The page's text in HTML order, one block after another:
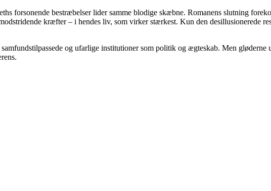
forsonende bestræbelser lider samme blodige skæbne. Romanens slutning
kræfter – i hendes liv, som virker stærkest. Kun den desillusionerede
og ufarlige institutioner som politik og ægteskab. Men